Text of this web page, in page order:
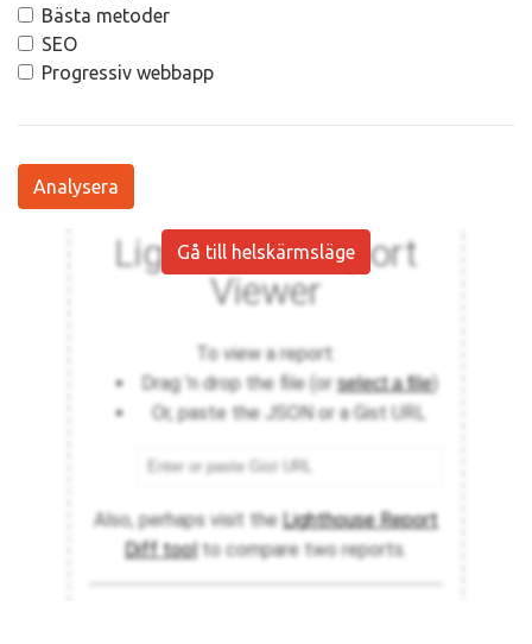
Bästa metoder
SEO
Progressiv webbapp
Analysera
Gå till helskärmsläge